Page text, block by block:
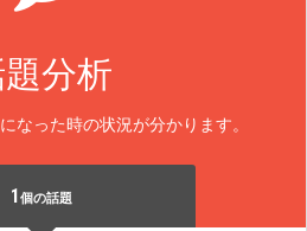
分析
なった時の状況が分かります。
1個の話題